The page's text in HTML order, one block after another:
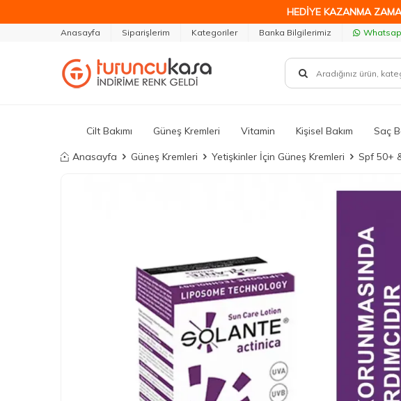
HEDİYE KAZANMA
Anasayfa Siparişlerim Kategoriler Banka Bilgilerimiz
Cilt Bakımı Güneş Kremleri Vitamin Kişisel Bakım Saç
Anasayfa Güneş Kremleri Yetişkinler İçin Güneş Kremleri Spf 50+